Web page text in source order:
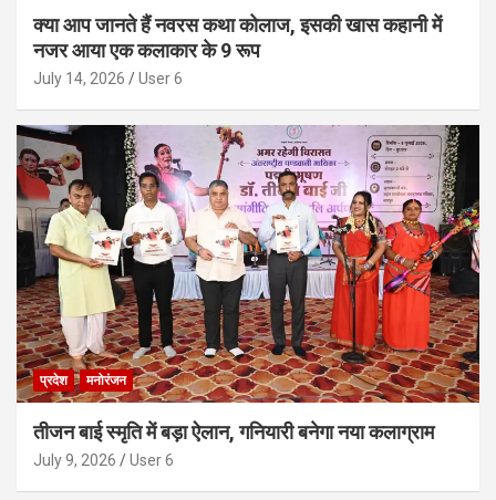
क्या आप जानते हैं नवरस कथा कोलाज, इसकी खास कहानी में
नजर आया एक कलाकार के 9 रूप
July 14, 2026 User 6
प्रदेश मनोरंजन
तीजन बाई स्मृति में बड़ा ऐलान, गनियारी बनेगा नया कलाग्राम
July 9, 2026 User 6